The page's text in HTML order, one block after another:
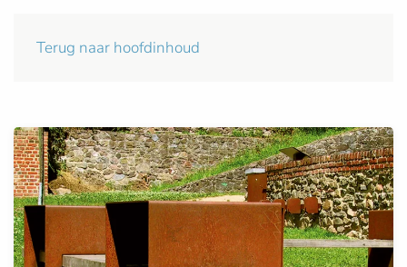
Terug naar hoofdinhoud